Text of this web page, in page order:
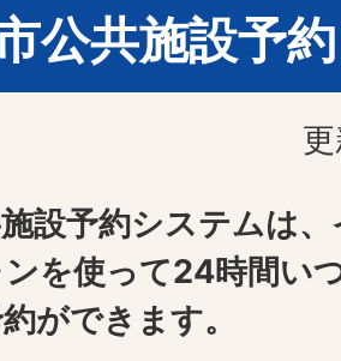
公共施設予
設予約システムは
を使って24時間い
ができます。